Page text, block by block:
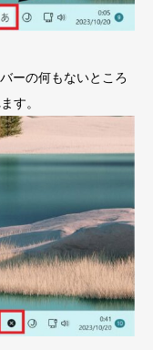
ーの何もないところ
す。